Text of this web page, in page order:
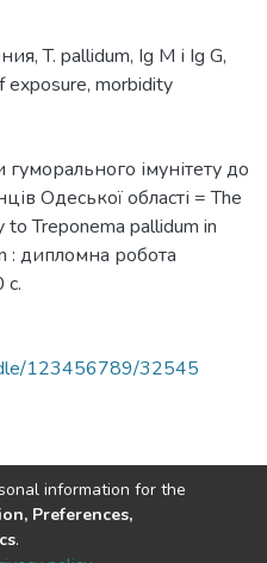
,T. pallidum, Ig M і Ig G,
exposure, morbidity
імунітету до
Одеської області = The
to Treponema pallidum in
: дипломна робота
с.
123456789/32545
information for the
Preferences,
.